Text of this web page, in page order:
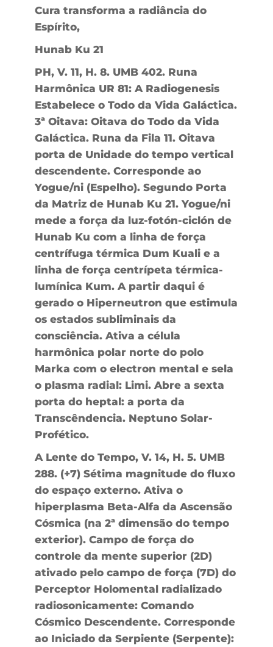
Cura transforma a radiância do
Espírito,
Hunab Ku 21
PH, V. 11, H. 8. UMB 402. Runa
Harmônica UR 81: A Radiogenesis
Estabelece o Todo da Vida Galáctica.
3ª Oitava: Oitava do Todo da Vida
Galáctica. Runa da Fila 11. Oitava
porta de Unidade do tempo vertical
descendente. Corresponde ao
Yogue/ni (Espelho). Segundo Porta
da Matriz de Hunab Ku 21. Yogue/ni
mede a força da luz-fotón-ciclón de
Hunab Ku com a linha de força
centrífuga térmica Dum Kuali e a
linha de força centrípeta térmica-
lumínica Kum. A partir daqui é
gerado o Hiperneutron que estimula
os estados subliminais da
consciência. Ativa a célula
harmônica polar norte do polo
Marka com o electron mental e sela
o plasma radial: Limi. Abre a sexta
porta do heptal: a porta da
Transcêndencia. Neptuno Solar-
Profético.
A Lente do Tempo, V. 14, H. 5. UMB
288. (+7) Sétima magnitude do fluxo
do espaço externo. Ativa o
hiperplasma Beta-Alfa da Ascensão
Cósmica (na 2ª dimensão do tempo
exterior). Campo de força do
controle da mente superior (2D)
ativado pelo campo de força (7D) do
Perceptor Holomental radializado
radiosonicamente: Comando
Cósmico Descendente. Corresponde
ao Iniciado da Serpiente (Serpente):